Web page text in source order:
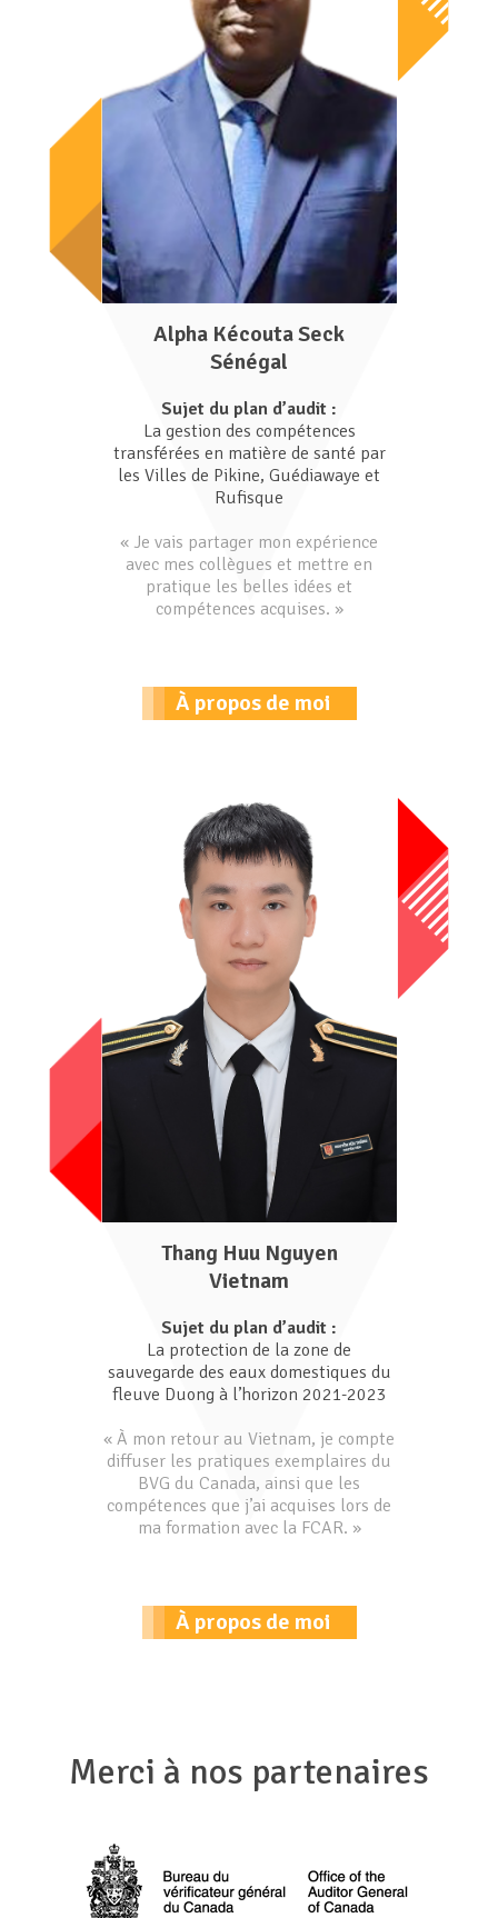
Alpha Kécouta Seck
Sénégal
Sujet du plan d’audit :
La gestion des compétences
transférées en matière de santé par
les Villes de Pikine, Guédiawaye et
Rufisque
« Je vais partager mon expérience
avec mes collègues et mettre en
pratique les belles idées et
compétences acquises. »
À propos de moi
Thang Huu Nguyen
Vietnam
Sujet du plan d’audit :
La protection de la zone de
sauvegarde des eaux domestiques du
fleuve Duong à l’horizon 2021-2023
« À mon retour au Vietnam, je compte
diffuser les pratiques exemplaires du
BVG du Canada, ainsi que les
compétences que j’ai acquises lors de
ma formation avec la FCAR. »
À propos de moi
Merci à nos partenaires